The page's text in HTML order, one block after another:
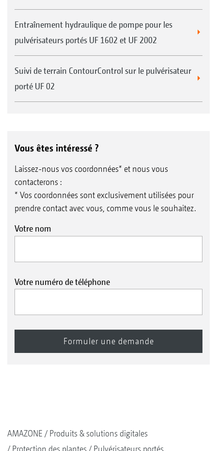
Entraînement hydraulique de pompe pour les
pulvérisateurs portés UF 1602 et UF 2002
Suivi de terrain ContourControl sur le pulvérisateur
porté UF 02
Vous êtes intéressé ?
Laissez-nous vos coordonnées* et nous vous
contacterons :
* Vos coordonnées sont exclusivement utilisées pour
prendre contact avec vous, comme vous le souhaitez.
Votre nom
Votre numéro de téléphone
AMAZONE
Produits & solutions digitales
Protection des plantes
Pulvérisateurs portés